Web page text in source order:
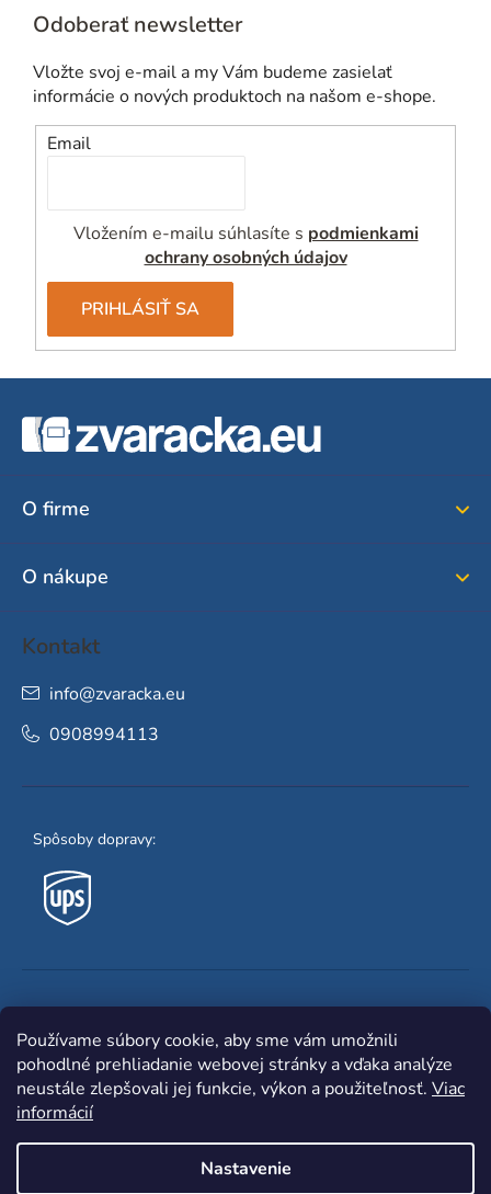
Používame súbory cookie, aby sme vám umožnili
pohodlné prehliadanie webovej stránky a vďaka analýze
neustále zlepšovali jej funkcie, výkon a použiteľnosť. Viac
informácií
Nastavenie
Odoberať newsletter
Vložte svoj e-mail a my Vám budeme zasielať
informácie o nových produktoch na našom e-shope.
Email
Vložením e-mailu súhlasíte s podmienkami
ochrany osobných údajov
PRIHLÁSIŤ SA
O firme
O nákupe
Kontakt
info@zvaracka.eu
0908994113
Spôsoby dopravy:
Shoptet |mime digital